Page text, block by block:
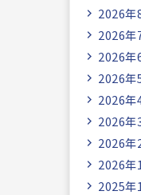
2026年
2026年
2026年
2026年
2026年
2026年
2026年
2026年
2025年